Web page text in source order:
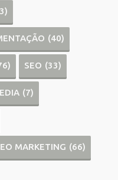
(40)
SEO (33)
(7)
MARKETING (66)